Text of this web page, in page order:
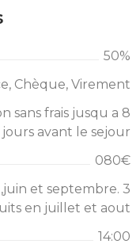
50%
Chèque, Virement
sans frais jusqu a 8
jours avant le sejour
080€
et septembre. 3
en juillet et aout
14:00